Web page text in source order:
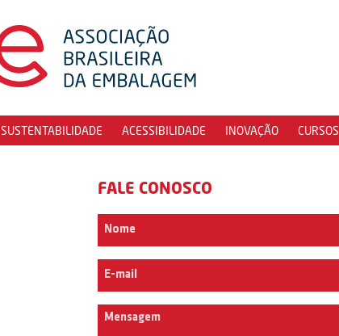
SUSTENTABILIDADE ACESSIBILIDADE INOVAÇÃO CURSOS
FALE CONOSCO